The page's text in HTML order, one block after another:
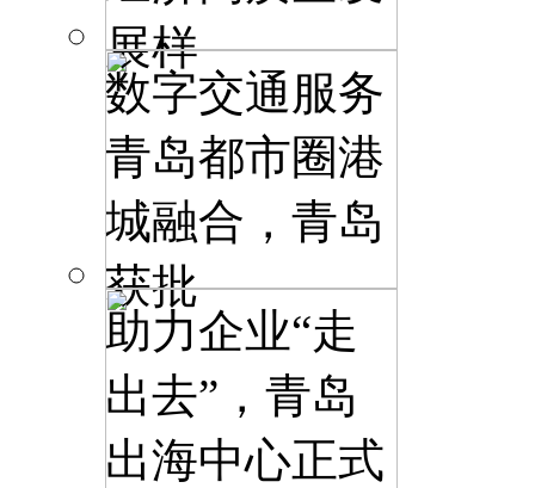
展样
数字交通服务
青岛都市圈港
城融合，青岛
获批
助力企业“走
出去”，青岛
出海中心正式